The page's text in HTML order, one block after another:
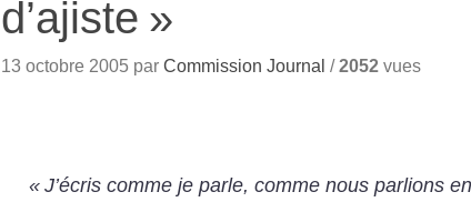
d’ajiste »
13 octobre 2005 par Commission Journal /2052 vues
« J’écris comme je parle, comme nous parlions